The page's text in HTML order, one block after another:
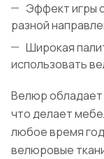
Эффект игры
разной
Широкая
использовать
Велюр
что делает
любое время
велюровые